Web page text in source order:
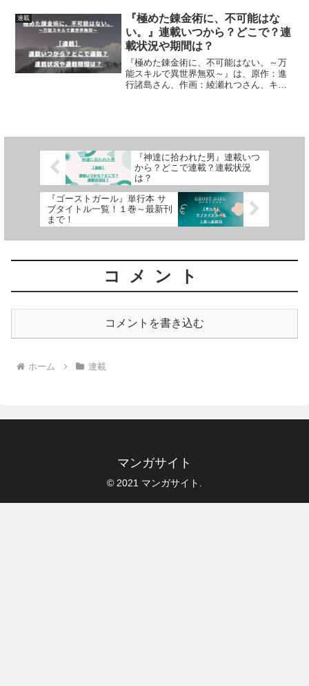
ます
連載
『極めた錬金術に、不可能はな
い。』連載いつから？どこで？連
載状況や期間は？
『極めた錬金術に、不可能はない。～万
能スキルで異世界無双～』は、原作：進
行諸島さん、作画：綾瀬れつさん、キャ
『神達に拾われた男』連載いつ
から？どこで連載？連載状況
は？
『ゴーストガール』単行本 サ
ブタイトル一覧！１巻～最新刊
まで！
コメント
コメントを書き込む
ホーム 連載
マンガサイト
© 2021 マンガサイト.